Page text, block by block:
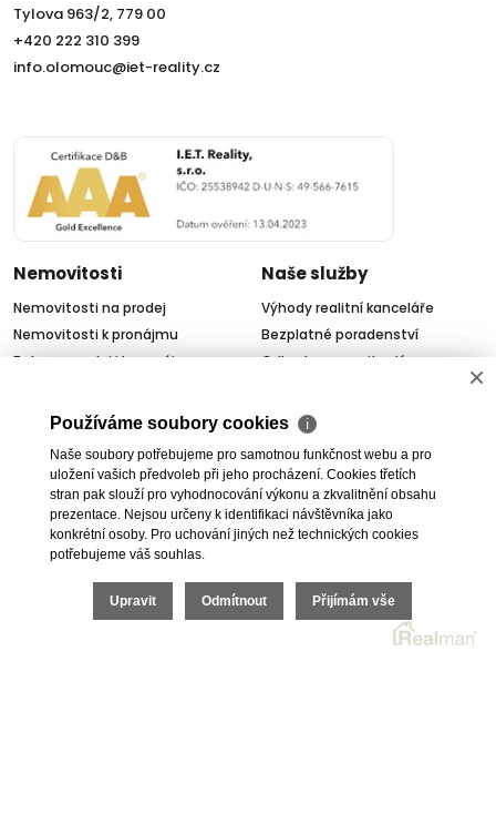
Tylova 963/2, 779 00
+420 222 310 399
info.olomouc@iet-reality.cz
Nemovitosti
Nemovitosti na prodej
Nemovitosti k pronájmu
Byty na prodej i k pronájmu
Skladové prostory
Obchody
Naše služby
Výhody realitní kanceláře
Bezplatné poradenství
Odhady nemovitostí
Geodetické práce
Právní servis
Služby developerům
Pojištění
O nás
×
Používáme soubory cookies ℹ
Naše soubory potřebujeme pro samotnou funkčnost webu a pro
uložení vašich předvoleb při jeho procházení. Cookies třetích
stran pak slouží pro vyhodnocování výkonu a zkvalitnění obsahu
prezentace. Nejsou určeny k identifikaci návštěvníka jako
konkrétní osoby. Pro uchování jiných než technických cookies
potřebujeme váš souhlas.
Upravit Odmítnout Přijímám vše